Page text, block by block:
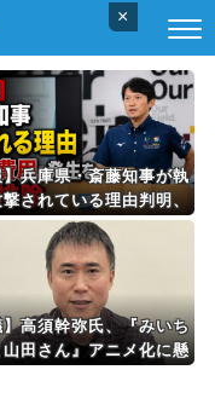
×
兵庫県・斎藤知事が執
されている理由判明、
らなかった「多額の費
生する状況」を一斉排除
高須幹弥氏、『みいち
田さん』アニメ化に懸